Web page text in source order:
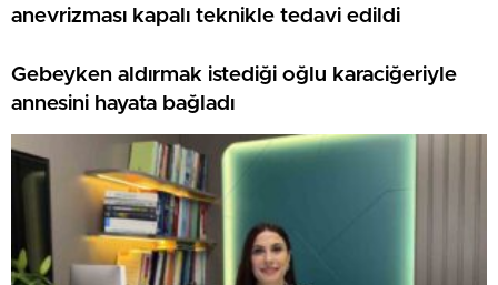
anevrizması kapalı teknikle tedavi edildi
Gebeyken aldırmak istediği oğlu karaciğeriyle
annesini hayata bağladı